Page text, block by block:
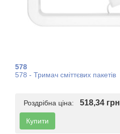
578
578 - Тримач сміттєвих пакетів
Роздрібна ціна: 518,34 грн
Купити